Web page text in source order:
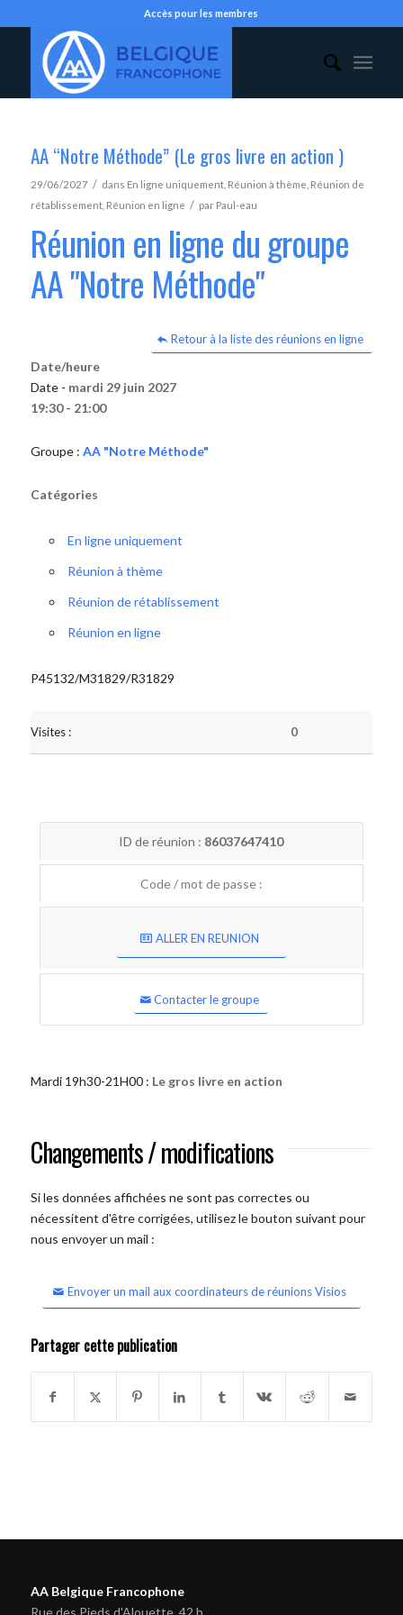
Accès pour les membres
AA “Notre Méthode” (Le gros livre en action )
29/06/2027 / dans En ligne uniquement, Réunion à thème Réunion de
rétablissement, Réunion en ligne / par Paul-eau
Réunion en ligne du groupe
AA "Notre Méthode"
Retour à la liste des réunions en ligne
Date/heure
Date - mardi 29 juin 2027
19:30 - 21:00
Groupe : AA "Notre Méthode"
Catégories
En ligne uniquement
Réunion à thème
Réunion de rétablissement
Réunion en ligne
P45132/M31829/R31829
Visites : 0
ID de réunion : 86037647410
Code / mot de passe :
ALLER EN REUNION
Contacter le groupe
Mardi 19h30-21H00 : Le gros livre en action
Changements / modifications
Si les données affichées ne sont pas correctes ou
nécessitent d'être corrigées, utilisez le bouton suivant pour
nous envoyer un mail :
Envoyer un mail aux coordinateurs de réunions Visios
Partager cette publication
AA Belgique Francophone
Rue des Pieds d'Alouette, 42 b